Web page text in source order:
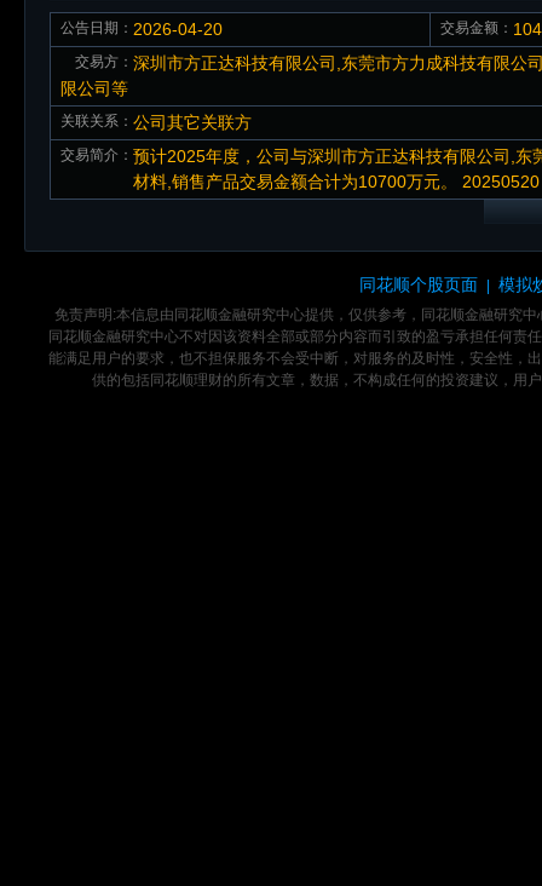
公告日期： 2026-04-20 交易金额：
交易方： 深圳市方正达科技有限公司,东莞市方力成科技有限公
限公司等
关联关系： 公司其它关联方
交易简介： 预计2025年度，公司与深圳市方正达科技有限公司,
材料,销售产品交易金额合计为10700万元。
同花顺个股页面 模拟
免责声明:本信息由同花顺金融研究中心提供，仅供参考，同花顺金融研究
同花顺金融研究中心不对因该资料全部或部分内容而引致的盈亏承担任何
能满足用户的要求，也不担保服务不会受中断，对服务的及时性，安全性，
供的包括同花顺理财的所有文章，数据，不构成任何的投资建议，用